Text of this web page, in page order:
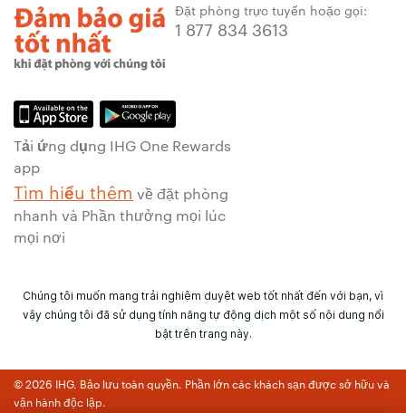
Đặt phòng trực tuyến hoặc gọi:
1 877 834 3613
Tải ứng dụng IHG One Rewards
app
Tìm hiểu thêm về đặt phòng
nhanh và Phần thưởng mọi lúc
mọi nơi
Chúng tôi muốn mang trải nghiệm duyệt web tốt nhất đến với bạn, vì
vậy chúng tôi đã sử dụng tính năng tự động dịch một số nội dung nổi
bật trên trang này.
© 2026 IHG. Bảo lưu toàn quyền. Phần lớn các khách sạn được sở hữu và
vận hành độc lập.